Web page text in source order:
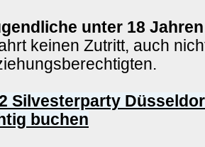
unter 18 Jahren
keinen Zutritt, auch
Silvesterparty
buchen